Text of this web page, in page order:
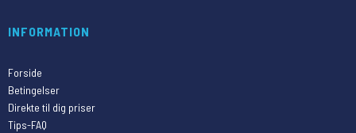
INFORMATION
Forside
Betingelser
Direkte til dig priser
Tips-FAQ